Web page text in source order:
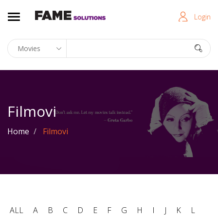
Login
Filmovi
Home Filmovi
ALL A B C D E F G H I J K
L